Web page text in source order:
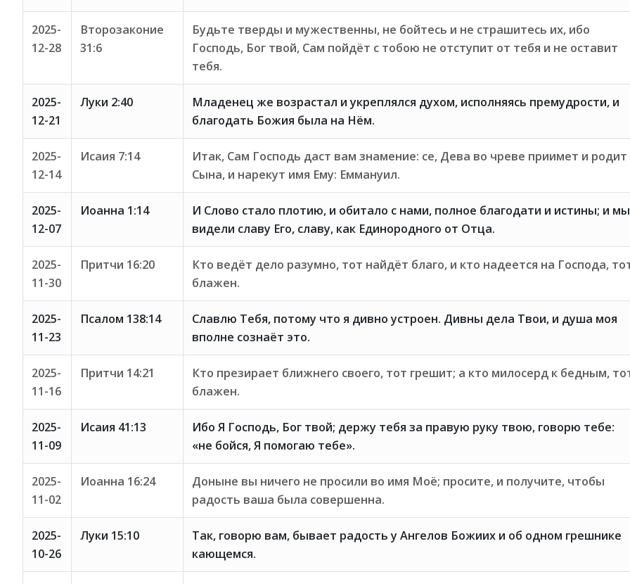
2025-
12-28
Второзаконие
31:6
Будьте тверды и мужественны, не бойтесь и не страшитесь их, ибо
Господь, Бог твой, Сам пойдёт с тобою не отступит от тебя и не оставит
тебя.
2025-
12-21
Луки 2:40
Младенец же возрастал и укреплялся духом, исполняясь премудрости, и
благодать Божия была на Нём.
2025-
12-14
Исаия 7:14
Итак, Сам Господь даст вам знамение: се, Дева во чреве приимет и родит
Сына, и нарекут имя Ему: Еммануил.
2025-
12-07
Иоанна 1:14
И Слово стало плотию, и обитало с нами, полное благодати и истины; и мы
видели славу Его, славу, как Единородного от Отца.
2025-
11-30
Притчи 16:20
Кто ведёт дело разумно, тот найдёт благо, и кто надеется на Господа,
блажен.
2025-
11-23
Псалом 138:14
Славлю Тебя, потому что я дивно устроен. Дивны дела Твои, и душа моя
вполне сознаёт это.
2025-
11-16
Притчи 14:21
Кто презирает ближнего своего, тот грешит; а кто милосерд к бедным,
блажен.
2025-
11-09
Исаия 41:13
Ибо Я Господь, Бог твой; держу тебя за правую руку твою, говорю тебе:
«не бойся, Я помогаю тебе».
2025-
11-02
Иоанна 16:24
Доныне вы ничего не просили во имя Моё; просите, и получите, чтобы
радость ваша была совершенна.
2025-
10-26
Луки 15:10
Так, говорю вам, бывает радость у Ангелов Божиих и об одном грешнике
кающемся.